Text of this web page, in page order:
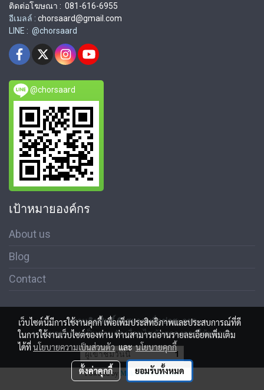
ติดต่อโฆษณา : 081-616-6955
อีเมลล์ : chorsaard@gmail.com
LINE : @chorsaard
@chorsaard
เป้าหมายองค์กร
About us
Blog
Contact
สงวนลิขสิทธิ์ © สมาคมสื่อช่อสะอาด
นโนบายความเป็นส่วนตัว เงื่อนไขข้อตกลงการใช้บริการ
ผู้เข้าชมวันนี้ 1
Powered by MakeWebEasy.com
เว็บไซต์นี้มีการใช้งานคุกกี้ เพื่อเพิ่มประสิทธิภาพและประสบการณ์ที่ดี
ในการใช้งานเว็บไซต์ของท่าน ท่านสามารถอ่านรายละเอียดเพิ่มเติม
ได้ที่นโยบายความเป็นส่วนตัวและนโยบายคุกกี้
ตั้งค่าคุกกี้ ยอมรับทั้งหมด